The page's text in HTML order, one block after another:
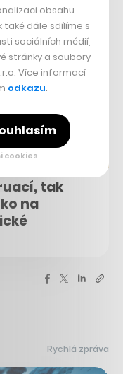
tak
na
Rychlá zpráva
obsahu.
také dále sdílíme s
sociálních médií,
stránky a soubory
Více informací
odkazu.
cookies